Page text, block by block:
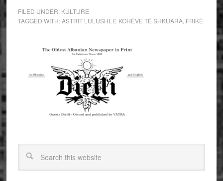
FILED UNDER: KULTURE
TAGGED WITH:ASTRIT LULUSHI, E KOHËVE TË SHKUARA, FRIKË